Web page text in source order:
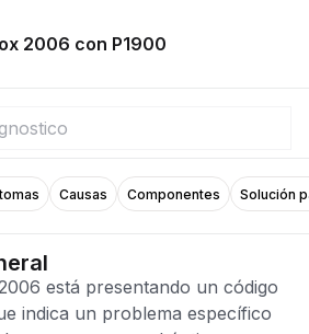
2006 con P1900
Causas Componentes Solución
está presentando un código
indica un problema específico